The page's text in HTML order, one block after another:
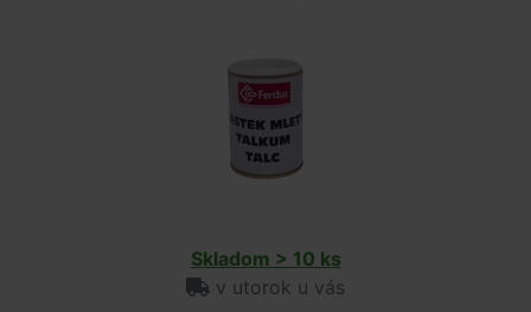
Skladom > 10 ks
v utorok u vás